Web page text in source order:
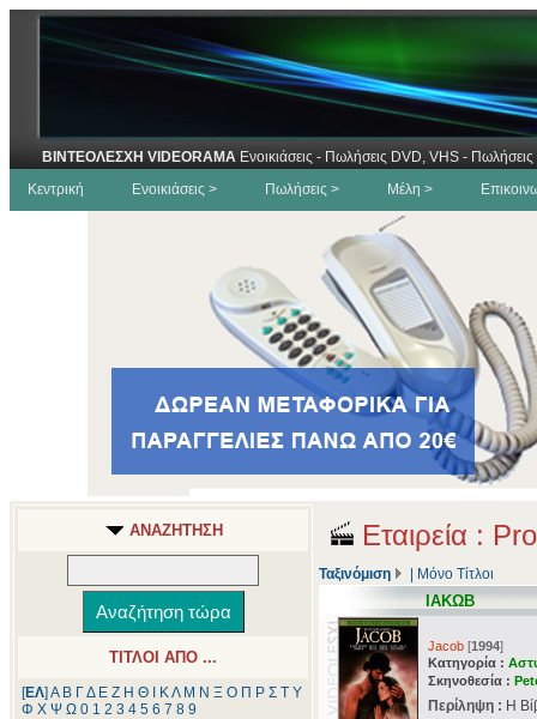
ΒΙΝΤΕΟΛΕΣΧΗ VIDEORAMA Ενοικιάσεις - Πωλήσεις DVD, VHS -
Κεντρική
Ενοικιάσεις > Πωλήσεις > Μέλη >
ΑΝΑΖΗΤΗΣΗ
ΤΙΤΛΟΙ ΑΠΟ ...
[ΕΛ] Α Β ΓΔ Ε Ζ Η Θ ΚΛ Μ Ν Ξ Ο Π Ρ Σ Τ Υ
Φ Χ Ψ Ω 0 1 2 3 4 5 6 7 8 9
Εταιρεία :
Ταξινόμιση Μόνο Τίτλοι
ΙΑΚΩΒ
Jacob [1994]
Κατηγορία :
Σκηνοθεσία :
Περίληψη : Η